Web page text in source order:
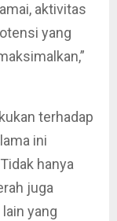
aktivitas
yang
terhadap
ini
hanya
juga
yang